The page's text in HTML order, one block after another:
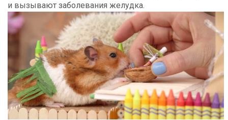
и вызывают заболевания желудка.